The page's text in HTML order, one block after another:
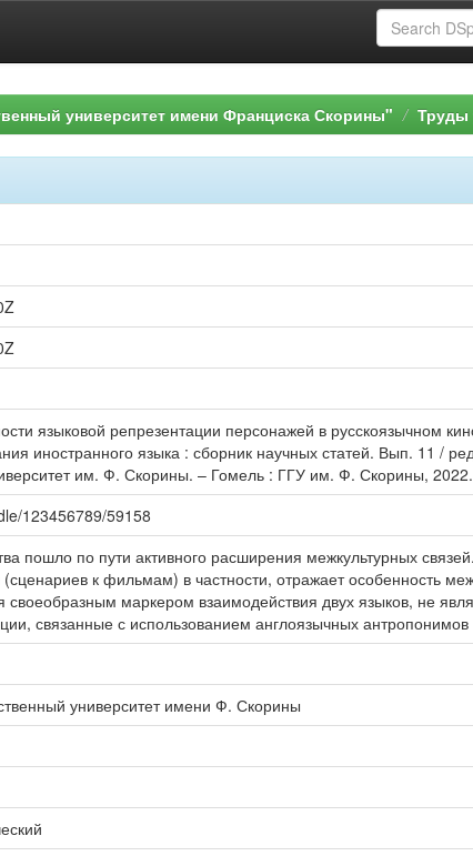
университет имени Франциска Скорины" Труды
языковой репрезентации персонажей в русскоязычном
иностранного языка : сборник научных статей. Вып. 11 /
им. Ф. Скорины. – Гомель : ГГУ им. Ф. Скорины,
123456789/59158
пошло по пути активного расширения межкультурных
к фильмам) в частности, отражает особенность
своеобразным маркером взаимодействия двух языков, не
связанные с использованием англоязычных
университет имени Ф. Скорины